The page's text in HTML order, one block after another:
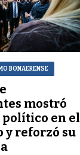
BONAERENSE
mostró
en el
y reforzó su